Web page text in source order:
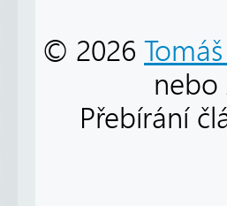
© 2026
nebo
Přebírání